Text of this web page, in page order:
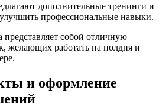
дополнительные тренинги и
профессиональные навыки.
представляет собой отличную
желающих работать на полдня и
и оформление